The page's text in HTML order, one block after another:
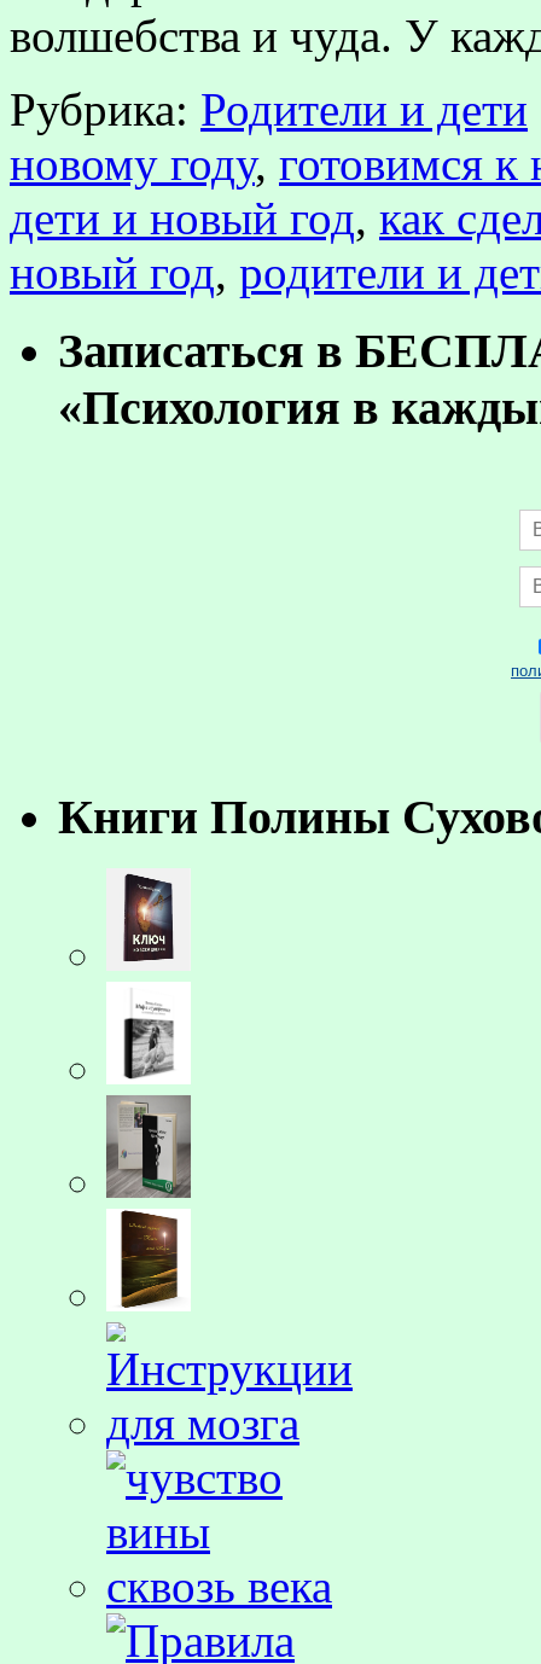
волшебства и чуда. У
Рубрика: Родители и дети
новому году, готовимся к
дети и новый год, как
новый год, родители и
Записаться в
«Психология в
Книги Полины